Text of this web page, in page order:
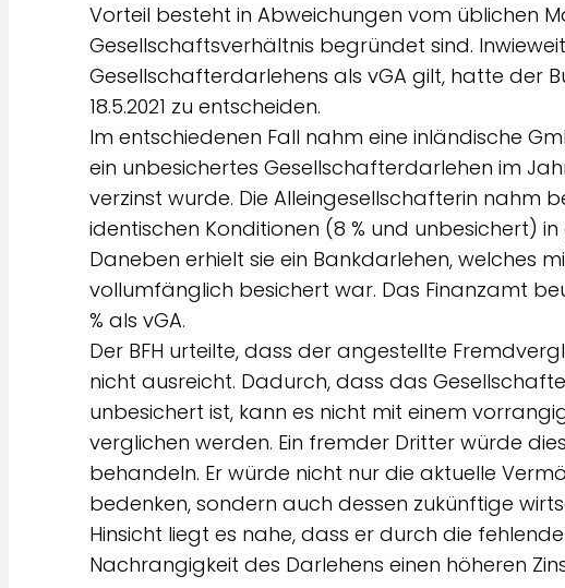
Vorteil besteht in Abweichungen vom üblichen
Gesellschaftsverhältnis begründet sind.
Gesellschafterdarlehens als vGA gilt, hatte der
18.5.2021 zu entscheiden.
Im entschiedenen Fall nahm eine inländische
ein unbesichertes Gesellschafterdarlehen im
verzinst wurde. Die Alleingesellschafterin nahm
identischen Konditionen (8 % und unbesichert)
Daneben erhielt sie ein Bankdarlehen, welches
vollumfänglich besichert war. Das Finanzamt
% als vGA.
Der BFH urteilte, dass der angestellte
nicht ausreicht. Dadurch, dass das
unbesichert ist, kann es nicht mit einem
verglichen werden. Ein fremder Dritter würde
behandeln. Er würde nicht nur die aktuelle
bedenken, sondern auch dessen zukünftige
Hinsicht liegt es nahe, dass er durch die
Nachrangigkeit des Darlehens einen höheren